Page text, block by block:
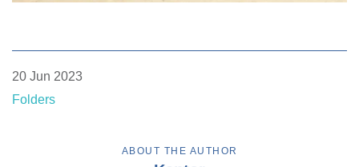
20 Jun 2023
Folders
ABOUT THE AUTHOR